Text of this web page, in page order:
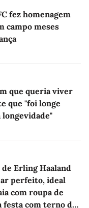
fez homenagem
campo meses
que queria viver
que "foi longe
longevidade"
Erling Haaland
perfeito, ideal
com roupa de
festa com terno de